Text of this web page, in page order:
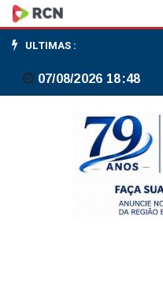
Ciclista
cai
após
enroscar
ULTIMAS :
07/08/2026 18:48